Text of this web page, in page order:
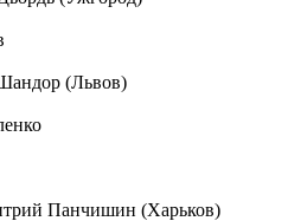
(Львов)
Панчишин (Харьков)